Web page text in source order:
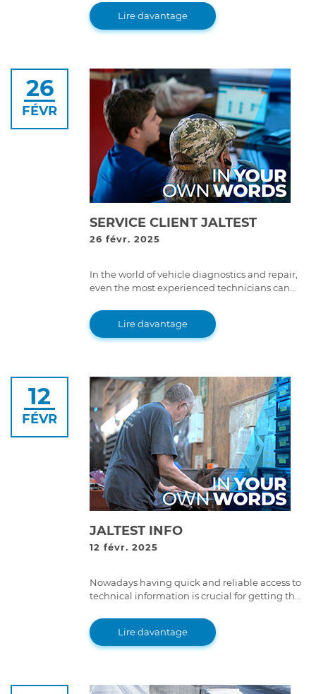
continue to evolve, technicians must have
access to the best tools to keep up with these
changes.
Lire davantage
26
FÉVR
SERVICE CLIENT JALTEST
26 févr. 2025
In the world of vehicle diagnostics and repair,
even the most experienced technicians can
intervention.
Lire davantage
12
FÉVR
JALTEST INFO
12 févr. 2025
Nowadays having quick and reliable access to
technical information is crucial for getting the
Lire davantage